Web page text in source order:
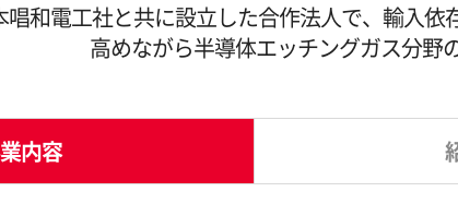
唱和電工社と共に設立した合作法人で、輸入
高めながら半導体エッチングガス分野
内容